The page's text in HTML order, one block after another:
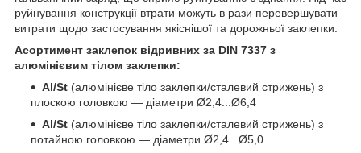
руйнування конструкції втрати можуть в рази перевершувати
витрати щодо застосування якіснішої та дорожньої заклепки.
Асортимент заклепок відривних за DIN 7337 з
алюмінієвим тілом заклепки:
Al/St (алюмінієве тіло заклепки/сталевий стрижень) з
плоскою головкою — діаметри Ø2,4...Ø6,4
Al/St (алюмінієве тіло заклепки/сталевий стрижень) з
потайною головкою — діаметри Ø2,4...Ø5,0